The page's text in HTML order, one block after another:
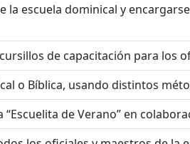
la escuela dominical y
de capacitación para los
o Bíblica, usando distintos
“Escuelita de Verano” en